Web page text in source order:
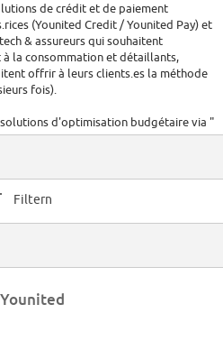
de crédit et de paiement
(Younited Credit / Younited Pay) et
& assureurs qui souhaitent
la consommation et détaillants,
offrir à leurs clients.es la méthode
fois).
d'optimisation budgétaire via "
désireux.ses de
dans nos bureaux à Paris, Rome,
Filtern